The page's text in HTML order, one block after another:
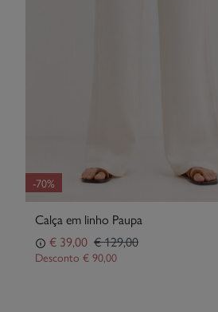
-70%
Calça em linho Paupa
€ 39,00 € 129,00
Desconto € 90,00